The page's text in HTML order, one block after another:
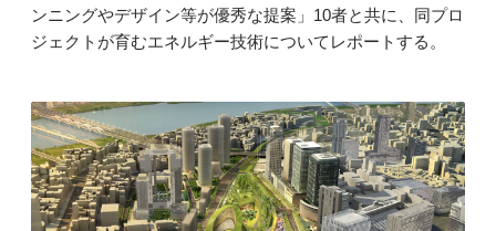
ンニングやデザイン等が優秀な提案」10者と共に、同プロ
ジェクトが育むエネルギー技術についてレポートする。